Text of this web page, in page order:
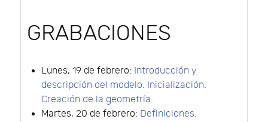
GRABACIONES
Lunes, 19 de febrero: Introducción y
descripción del modelo. Inicialización.
Creación de la geometría.
Martes, 20 de febrero: Definiciones.